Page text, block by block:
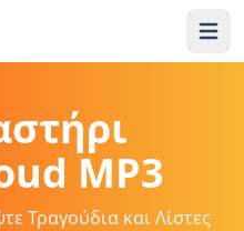
Open
MP3
Τραγούδια και Λίστες